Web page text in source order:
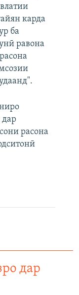
карда
ба
равона
расона
дар